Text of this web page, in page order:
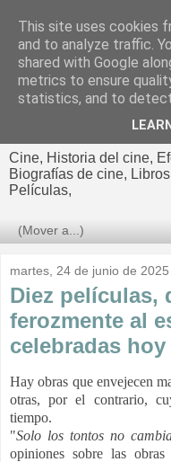
El cultural
Cine, Historia del cine,
Biografías de cine,
Películas,
martes, 24 de junio de 2025
Diez películas,
ferozmente al
celebradas hoy
Hay obras que envejecen
otras, por el contrario,
tiempo.
"Solo los tontos no
opiniones sobre las
This site uses cookies
and to analyze traffic.
shared with Google
metrics to ensure
statistics, and to detect